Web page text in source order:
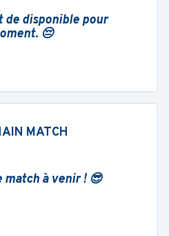
de disponible pour
😔
MATCH
match à venir ! 😎